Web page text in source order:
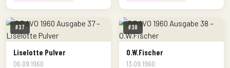
#37
Liselotte Pulver
06.09.1960
#38
O.W.Fischer
13.09.1960